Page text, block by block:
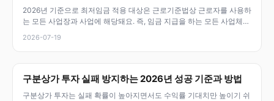
2026년 기준으로 최저임금 적용 대상은 근로기준법상 근로자를 사용하
는 모든 사업장과 사업에 해당돼요. 즉, 임금 지급을 하는 모든 사업체와
2026-07-19
구분상가 투자 실패 방지하는 2026년 성공 기준과 방법
구분상가 투자는 실패 확률이 높아지면서도 수익률 기대치만 높이기 쉬